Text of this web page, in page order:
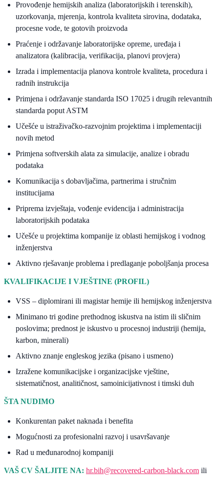
Provođenje hemijskih analiza (laboratorijskih i terenskih),
uzorkovanja, mjerenja, kontrola kvaliteta sirovina, dodataka,
procesne vode, te gotovih proizvoda
Praćenje i održavanje laboratorijske opreme, uređaja i
analizatora (kalibracija, verifikacija, planovi provjera)
Izrada i implementacija planova kontrole kvaliteta, procedura i
radnih instrukcija
Primjena i održavanje standarda ISO 17025 i drugih relevantnih
standarda poput ASTM
Učešće u istraživačko-razvojnim projektima i implementaciji
novih metod
Primjena softverskih alata za simulacije, analize i obradu
podataka
Komunikacija s dobavljačima, partnerima i stručnim
institucijama
Priprema izvještaja, vođenje evidencija i administracija
laboratorijskih podataka
Učešće u projektima kompanije iz oblasti hemijskog i vodnog
inženjerstva
Aktivno rješavanje problema i predlaganje poboljšanja procesa
KVALIFIKACIJE I VJEŠTINE (PROFIL)
VSS – diplomirani ili magistar hemije ili hemijskog inženjerstva
Minimano tri godine prethodnog iskustva na istim ili sličnim
poslovima; prednost je iskustvo u procesnoj industriji (hemija,
karbon, minerali)
Aktivno znanje engleskog jezika (pisano i usmeno)
Izražene komunikacijske i organizacijske vještine,
sistematičnost, analitičnost, samoinicijativnost i timski duh
ŠTA NUDIMO
Konkurentan paket naknada i benefita
Mogućnosti za profesionalni razvoj i usavršavanje
Rad u međunarodnoj kompaniji
VAŠ CV ŠALJITE NA: hr.bih@recovered-carbon-black.com ili